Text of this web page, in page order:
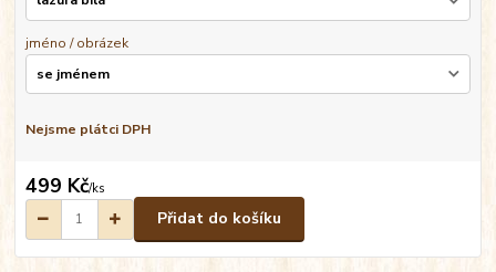
jméno / obrázek
Nejsme plátci DPH
499 Kč/ks
Přidat do košíku